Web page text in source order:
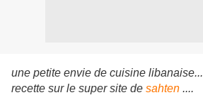
une petite envie de cuisine libanaise...
recette sur le super site de sahten ....